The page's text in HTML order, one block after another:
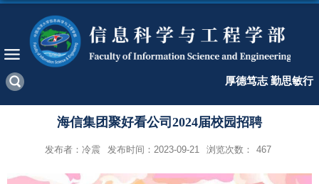
厚德笃志 勤思敏行
海信集团聚好看公司2024届校园招聘
发布者：冷震 发布时间：2023-09-21 浏览次数： 467